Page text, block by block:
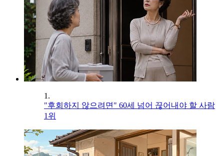
1.
"후회하지 않으려면" 60세 넘어 끊어내야 할 사람
1위